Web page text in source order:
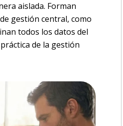
aislada. Forman
gestión central, como
todos los datos del
de la gestión